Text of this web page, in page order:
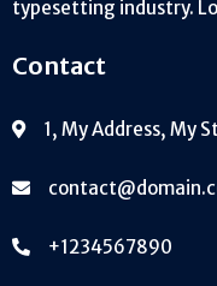
typesetting industry.
Contact
1, My Address, My
+1234567890